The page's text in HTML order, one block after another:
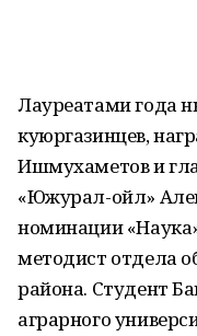
Лауреатами года
куюргазинцев,
Ишмухаметов и
«Южурал-ойл»
номинации
методист отдела
района. Студент
аграрного